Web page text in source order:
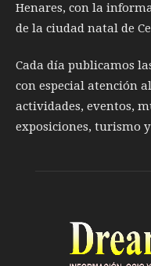
Henares, con la
de la ciudad natal de
Cada día publicamos
con especial atención
actividades, eventos,
exposiciones, turismo